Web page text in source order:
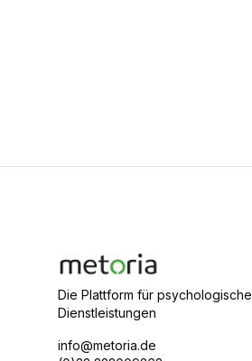
Die Plattform für psychologische
Dienstleistungen
info@metoria.de